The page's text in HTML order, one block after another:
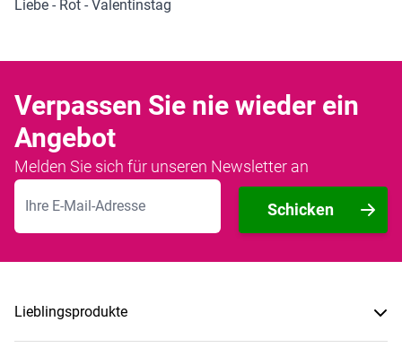
Liebe - Rot - Valentinstag
Verpassen Sie nie wieder ein
Angebot
Melden Sie sich für unseren Newsletter an
E-Mailadresse
Schicken
Lieblingsprodukte